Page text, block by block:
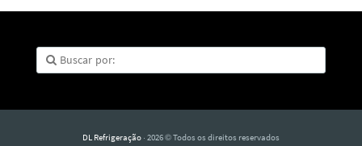
DL Refrigeração · 2026 © Todos os direitos reservados